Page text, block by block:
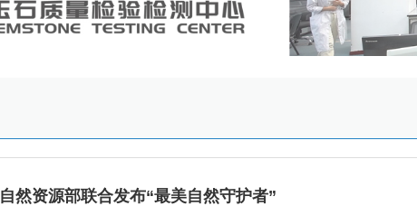
然资源部联合发布“最美自然守护者”